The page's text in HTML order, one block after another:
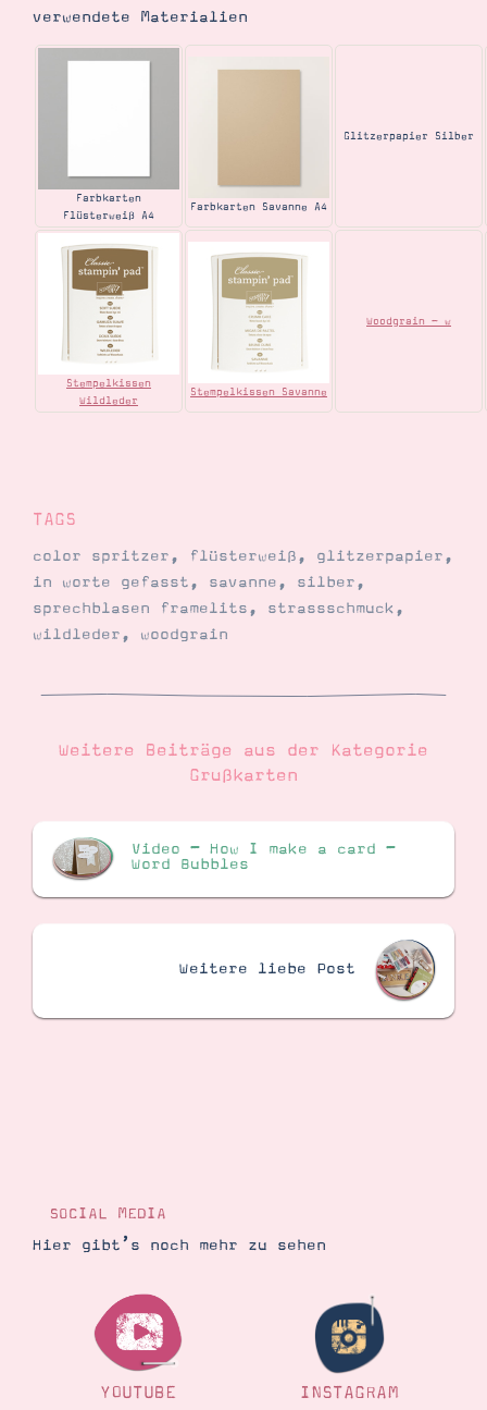
verwendete Materialien
Farbkarten
Flüsterweiß A4
Farbkarten Savanne A4
Glitzerpapier Silber
Stempelkissen
Wildleder
Stempelkissen Savanne
Woodgrain - w
TAGS
color spritzer, flüsterweiß, glitzerpapier,
in worte gefasst, savanne, silber,
sprechblasen framelits, strassschmuck,
wildleder, woodgrain
Weitere Beiträge aus der Kategorie
Grußkarten
Video – How I make a card –
Word Bubbles
Weitere liebe Post
SOCIAL MEDIA
Hier gibt’s noch mehr zu sehen
YOUTUBE INSTAGRAM